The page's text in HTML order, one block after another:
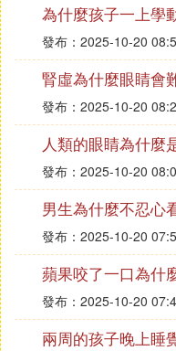
聽傷感的歌，表現自
Ⅷ 詩歌是什麼時
因是什麼
具體是什麼時候分離
的，就是在流傳的過
強，漸漸散佚。因為
遠不及文字。作為歌
作為一種閱讀或朗誦
而擴散，凡識字的人
口頭上，也被保存在
則主要是靠藝人口耳
多，很難流傳開來。
曲譜的，多是一些熱
為什麼孩子一上學
發布：2025-10-20
腎虛為什麼眼睛會
發布：2025-10-20
人類的眼睛為什麼
發布：2025-10-20
男生為什麼不忍心
發布：2025-10-20
蘋果咬了一口為什
發布：2025-10-20
兩周的孩子晚上睡